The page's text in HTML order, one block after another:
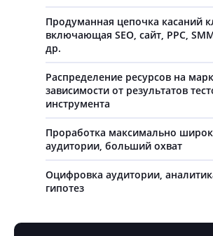
Продуманная цепочка касаний
включающая SEO, сайт, PPC,
др.
Распределение ресурсов на
зависимости от результатов
инструмента
Проработка максимально
аудитории, больший охват
Оцифровка аудитории,
гипотез